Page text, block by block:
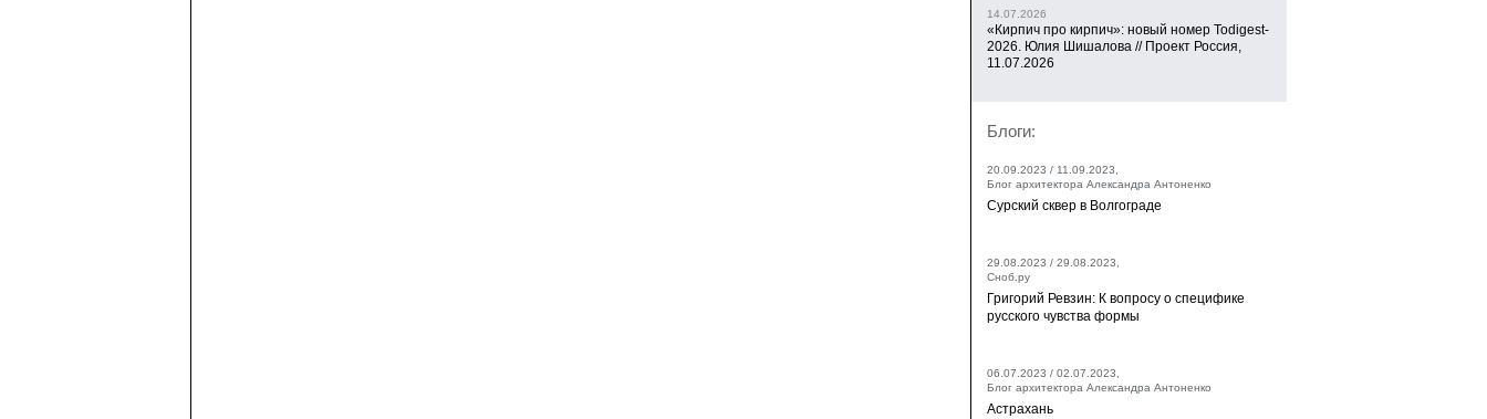
14.07.2026
«Кирпич про кирпич»: новый номер Todigest-
2026. Юлия Шишалова // Проект Россия,
11.07.2026
Блоги:
20.09.2023 / 11.09.2023,
Блог архитектора Александра Антоненко
Сурский сквер в Волгограде
29.08.2023 / 29.08.2023,
Сноб.ру
Григорий Ревзин: К вопросу о специфике
русского чувства формы
06.07.2023 / 02.07.2023,
Блог архитектора Александра Антоненко
Астрахань